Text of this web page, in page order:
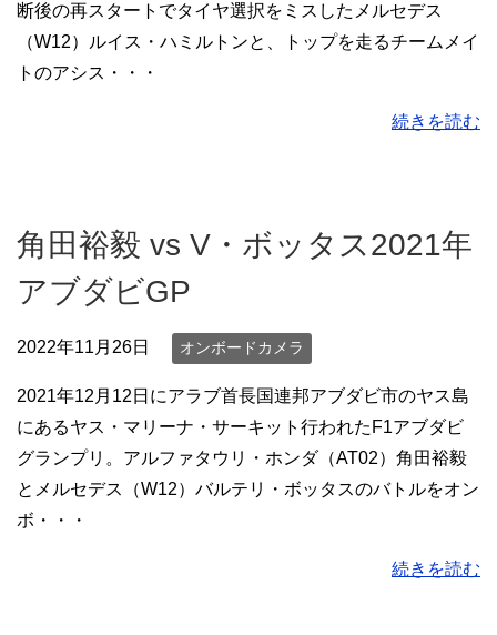
断後の再スタートでタイヤ選択をミスしたメルセデス
（W12）ルイス・ハミルトンと、トップを走るチームメイ
トのアシス・・・
続きを読む
角田裕毅 vs V・ボッタス2021年
アブダビGP
2022年11月26日 オンボードカメラ
2021年12月12日にアラブ首長国連邦アブダビ市のヤス島
にあるヤス・マリーナ・サーキット行われたF1アブダビ
グランプリ。アルファタウリ・ホンダ（AT02）角田裕毅
とメルセデス（W12）バルテリ・ボッタスのバトルをオン
ボ・・・
続きを読む